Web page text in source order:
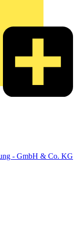
- GmbH & Co. KG